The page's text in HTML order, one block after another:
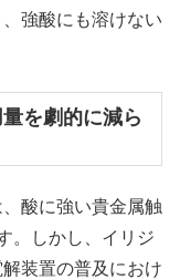
強酸にも溶けない
を劇的に減ら
酸に強い貴金属触
。しかし、イリジ
装置の普及におけ